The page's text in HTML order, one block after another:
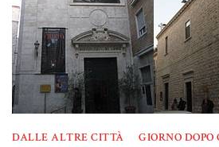
DALLE ALTRE CITTÀ GIORNO DOPO